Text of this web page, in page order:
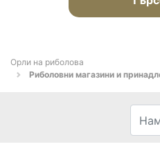
Орли на риболова
Риболовни магазини и